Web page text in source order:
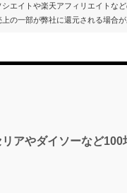
エイトや楽天アフィリエイトな
の一部が弊社に還元される場合が
アやダイソーなど100